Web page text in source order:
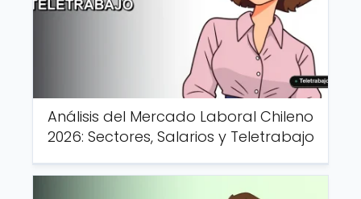
Análisis del Mercado Laboral Chileno
2026: Sectores, Salarios y Teletrabajo